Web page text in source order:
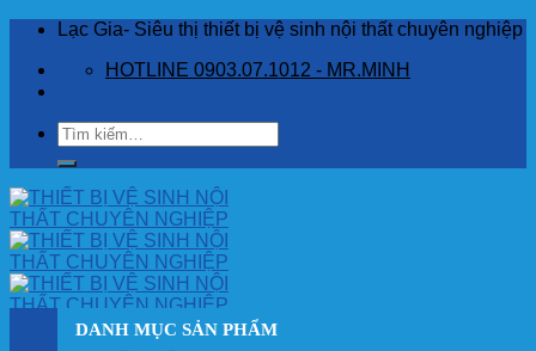
Skip
content
Lạc Gia- Siêu thị thiết bị vệ sinh nội thất chuyên nghiệp
HOTLINE 0903.07.1012 - MR.MINH
Tìm
kiếm:
DANH MỤC SẢN PHẨM